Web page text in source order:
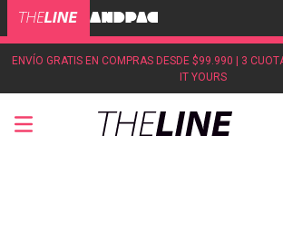
ENVÍO GRATIS EN COMPRAS DESDE $99.990 | 3
IT YOURS